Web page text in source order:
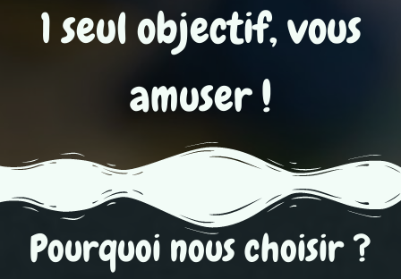
1 seul objectif, vous
amuser !
Pourquoi nous choisir ?